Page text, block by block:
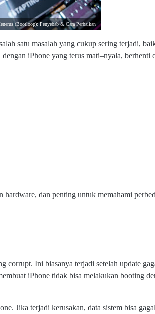
(Bootloop): Penyebab & Cara Perbaikan
satu masalah yang cukup sering terjadi,
iPhone yang terus mati–nyala, berhenti
dan penting untuk memahami
corrupt. Ini biasanya terjadi setelah update
iPhone tidak bisa melakukan booting
Jika terjadi kerusakan, data sistem bisa